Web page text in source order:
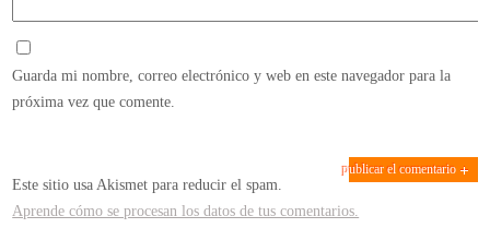
Guarda mi nombre, correo electrónico y web en este navegador para la
próxima vez que comente.
Este sitio usa Akismet para reducir el spam.
Aprende cómo se procesan los datos de tus comentarios.